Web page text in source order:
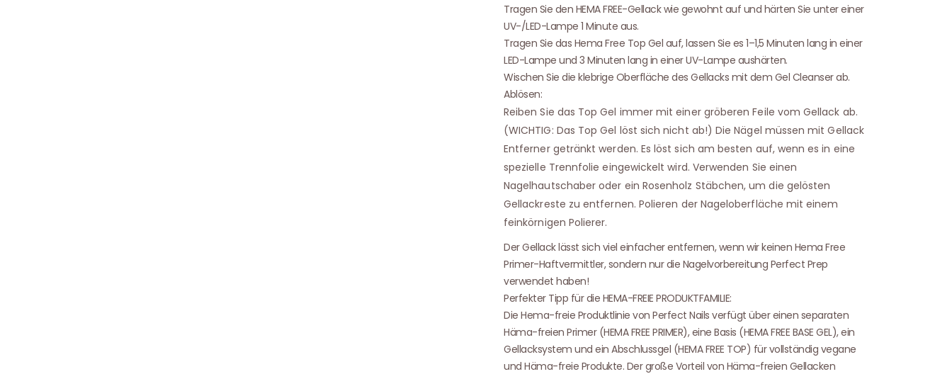
Tragen Sie den HEMA FREE-Gellack wie gewohnt auf und härten Sie unter einer
UV-/LED-Lampe 1 Minute aus.
Tragen Sie das Hema Free Top Gel auf, lassen Sie es 1–1,5 Minuten lang in einer
LED-Lampe und 3 Minuten lang in einer UV-Lampe aushärten.
Wischen Sie die klebrige Oberfläche des Gellacks mit dem Gel Cleanser ab.
Ablösen:
Reiben Sie das Top Gel immer mit einer gröberen Feile vom Gellack ab.
(WICHTIG: Das Top Gel löst sich nicht ab!) Die Nägel müssen mit Gellack
Entferner getränkt werden. Es löst sich am besten auf, wenn es in eine
spezielle Trennfolie eingewickelt wird. Verwenden Sie einen
Nagelhautschaber oder ein Rosenholz Stäbchen, um die gelösten
Gellackreste zu entfernen. Polieren der Nageloberfläche mit einem
feinkörnigen Polierer.
Der Gellack lässt sich viel einfacher entfernen, wenn wir keinen Hema Free
Primer-Haftvermittler, sondern nur die Nagelvorbereitung Perfect Prep
verwendet haben!
Perfekter Tipp für die HEMA-FREIE PRODUKTFAMILIE:
Die Hema-freie Produktlinie von Perfect Nails verfügt über einen separaten
Häma-freien Primer (HEMA FREE PRIMER), eine Basis (HEMA FREE BASE GEL), ein
Gellacksystem und ein Abschlussgel (HEMA FREE TOP) für vollständig vegane
und Häma-freie Produkte. Der große Vorteil von Häma-freien Gellacken